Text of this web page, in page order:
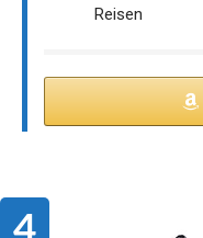
Reisen